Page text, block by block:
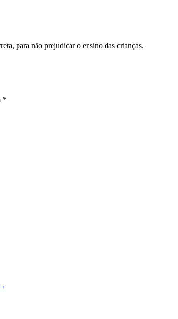
para não prejudicar o ensino das crianças.
*
→